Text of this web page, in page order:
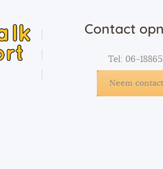
Contact
Tel: 06-
Neem